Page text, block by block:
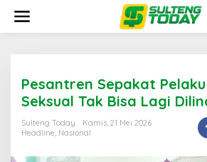
konten
Pesantren Sepakat
Seksual Tak Bisa Lagi
Sulteng Today
Kamis, 21 Mei 2026
Headline, Nasional